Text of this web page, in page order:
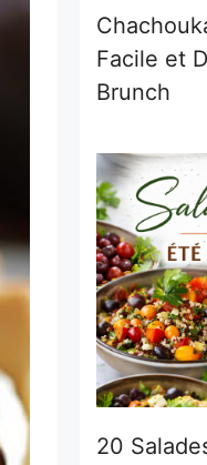
Facile et
Brunch
20